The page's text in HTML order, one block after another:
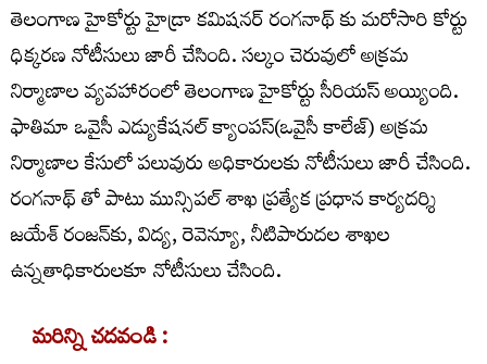
తెలంగాణ హైకోర్టు హైడ్రా కమిషనర్ రంగనాథ్ కు మరోసారి కోర్టు
ధిక్కరణ నోటీసులు జారీ చేసింది. సల్కం చెరువులో అక్రమ
నిర్మాణాల వ్యవహారంలో తెలంగాణ హైకోర్టు సీరియస్ అయ్యింది.
ఫాతిమా ఒవైసీ ఎడ్యుకేషనల్ క్యాంపస్(ఒవైసీ కాలేజ్) అక్రమ
నిర్మాణాల కేసులో పలువురు అధికారులకు నోటీసులు జారీ చేసింది.
రంగనాథ్ తో పాటు మున్సిపల్ శాఖ ప్రత్యేక ప్రధాన కార్యదర్శి
జయేశ్ రంజన్‌కు, విద్య, రెవెన్యూ, నీటిపారుదల శాఖల
ఉన్నతాధికారులకూ నోటీసులు చేసింది.
మరిన్ని చదవండి :